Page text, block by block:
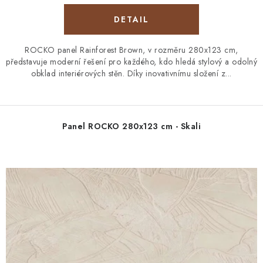
ROCKO panel Rainforest Brown, v rozměru 280x123 cm,
představuje moderní řešení pro každého, kdo hledá stylový a odolný
obklad interiérových stěn. Díky inovativnímu složení z...
Panel ROCKO 280x123 cm - Skali